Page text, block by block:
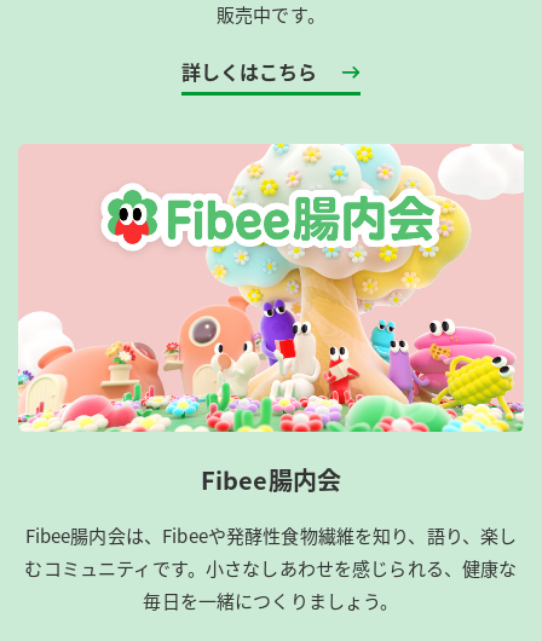
販売中です。
詳しくはこちら
Fibee腸内会
Fibee腸内会は、​Fibeeや発酵性食物繊維を知り、語り、楽し
むコミュニティです。​小さなしあわせを感じられる、健康な
毎日を一緒につくりましょう。